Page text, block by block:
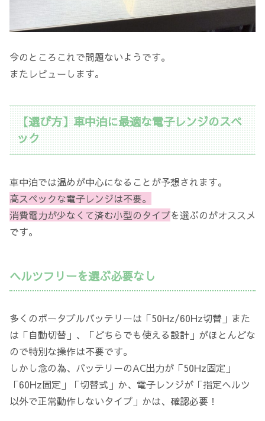
今のところこれで問題ないようです。
またレビューします。
【選び方】車中泊に最適な電子レンジのスペ
ック
車中泊では温めが中心になることが予想されます。
高スペックな電子レンジは不要。
消費電力が少なくて済む小型のタイプを選ぶのがオススメ
です。
ヘルツフリーを選ぶ必要なし
多くのポータブルバッテリーは「50Hz/60Hz切替」また
は「自動切替」、「どちらでも使える設計」がほとんどな
ので特別な操作は不要です。
しかし念の為、バッテリーのAC出力が「50Hz固定」
「60Hz固定」「切替式」か、電子レンジが「指定ヘルツ
以外で正常動作しないタイプ」かは、確認必要！